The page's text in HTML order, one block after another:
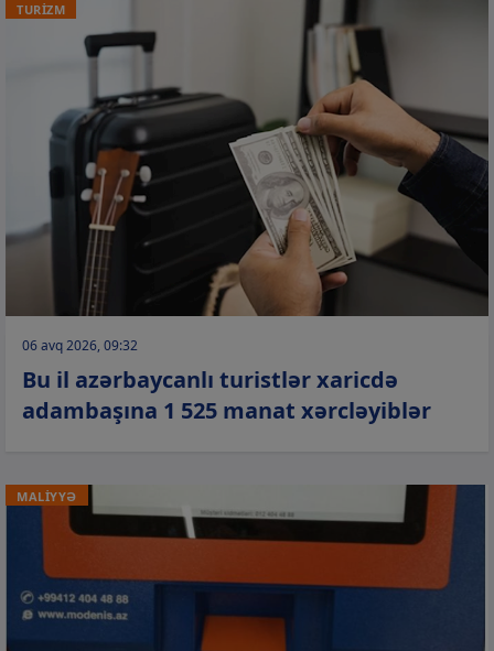
TURİZM
06 avq 2026, 09:32
Bu il azərbaycanlı turistlər xaricdə
adambaşına 1 525 manat xərcləyiblər
MALİYYƏ